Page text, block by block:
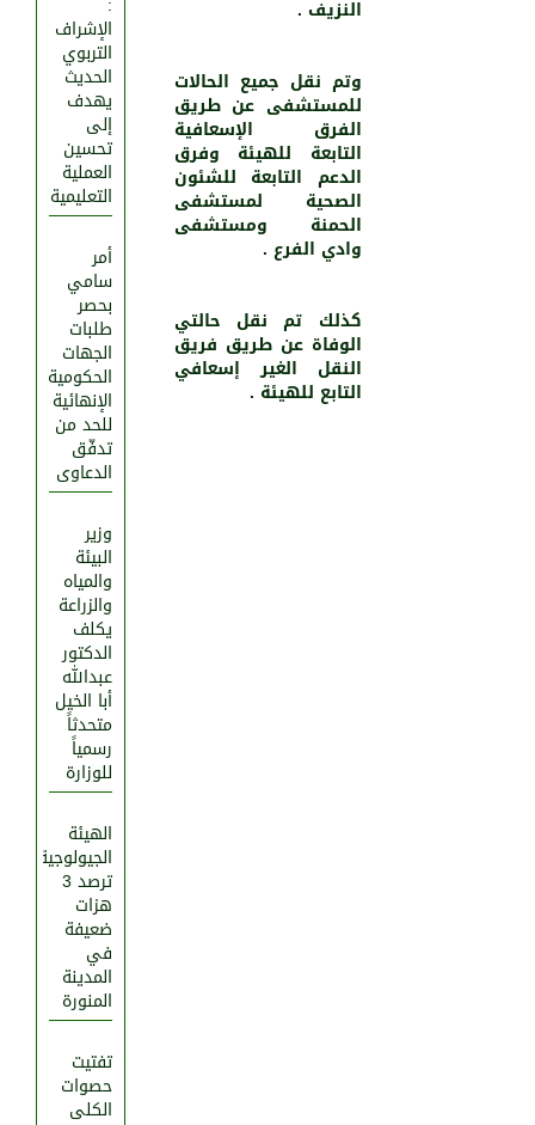
الإشراف
التربوي
الحديث
يهدف
إلى
تحسين
العملية
التعليمية
أمر
سامي
بحصر
طلبات
الجهات
الحكومية
الإنهائية
للحد من
تدفّق
الدعاوى
وزير
البيئة
والمياه
والزراعة
يكلف
الدكتور
عبدالله
أبا الخيل
متحدثاً
رسمياً
للوزارة
الهيئة
الجيولوجية
ترصد 3
هزات
ضعيفة
في
المدينة
المنورة
تفتيت
حصوات
الكلى
النزيف .
وتم نقل جميع الحالات
للمستشفى عن طريق
الفرق الإسعافية
التابعة للهيئة وفرق
الدعم التابعة للشئون
الصحية لمستشفى
الحمنة ومستشفى
وادي الفرع .
كذلك تم نقل حالتي
الوفاة عن طريق فريق
النقل الغير إسعافي
التابع للهيئة .